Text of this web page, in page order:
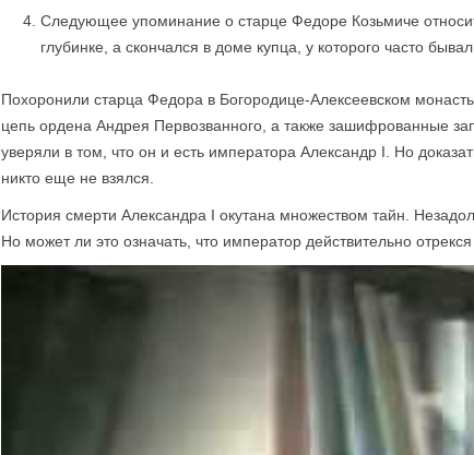
Следующее упоминание о старце Федоре Козьмиче
глубинке, а скончался в доме купца, у которого часто
Похоронили старца Федора в Богородице-Алексеевском
цепь ордена Андрея Первозванного, а также зашифрованные
уверяли в том, что он и есть императора Александр I. Но
никто еще не взялся.
История смерти Александра I окутана множеством тайн.
Но может ли это означать, что император действительно